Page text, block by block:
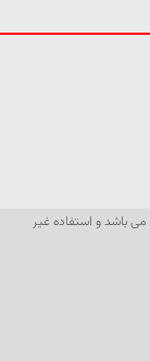
می باشد و استفاده غیر